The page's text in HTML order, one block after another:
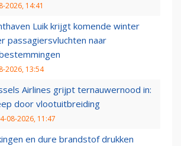
2026, 14:41
Luik krijgt komende winter
passagiersvluchten naar
2026, 13:54
Airlines grijpt ternauwernood in:
door vlootuitbreiding
08-2026, 11:47
en dure brandstof drukken